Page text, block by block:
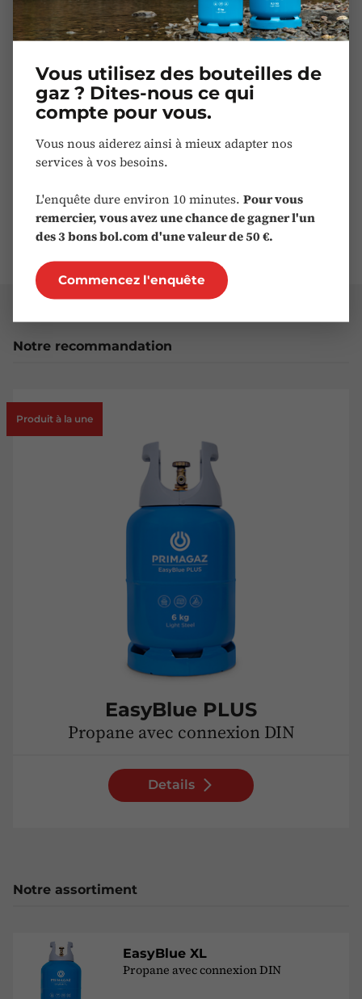
Vous utilisez des bouteilles de
gaz ? Dites-nous ce qui
compte pour vous.
Vous nous aiderez ainsi à mieux adapter nos
services à vos besoins.
L'enquête dure environ 10 minutes. Pour vous
remercier, vous avez une chance de gagner l'un
des 3 bons bol.com d'une valeur de 50 €.
Commencez l'enquête
Quel que soit l'usage que vous en faites, Primagaz
dispose toujours de la bouteille de gaz adaptée. Que ce
votrecaravaneou pour chauffer votre maison(de
vacances). Nous proposons des bonbonnes de gaz
légères à utiliser chez vous, dans votre jardin ou
camping , mais aussi de plus grands formats adaptés
au professionnel. Nos modèles EasyBlue sont aussi
légers que des bouteilles de gaz en plastique tout en
bouteille en acier, et sont en outre remplies
avecFuturia Propane
Notre recommandation
Produit à la une
EasyBlue PLUS
Propane avec connexion DIN
Details
Notre assortiment
EasyBlue XL
Propane avec connexion DIN